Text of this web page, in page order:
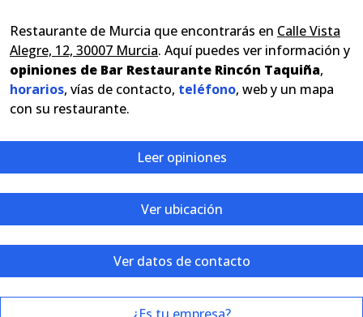
Restaurante de Murcia que encontrarás en Calle Vista
Alegre, 12, 30007 Murcia. Aquí puedes ver información y
opiniones de Bar Restaurante Rincón Taquiña,
horarios, vías de contacto, teléfono, web y un mapa
con su restaurante.
Leer opiniones
Ver ubicación
Ver datos de contacto